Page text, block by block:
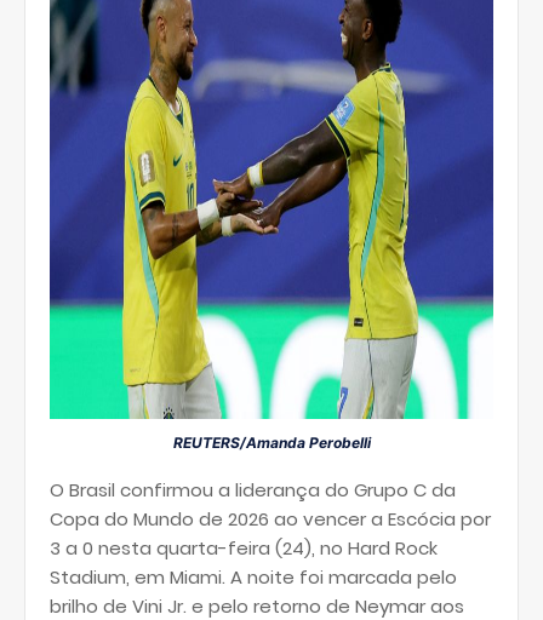
REUTERS/Amanda Perobelli
O Brasil confirmou a liderança do Grupo C da
Copa do Mundo de 2026 ao vencer a Escócia por
3 a 0 nesta quarta-feira (24), no Hard Rock
Stadium, em Miami. A noite foi marcada pelo
brilho de Vini Jr. e pelo retorno de Neymar aos